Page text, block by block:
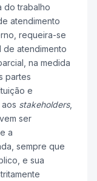
do trabalho
atendimento
requeira-se
de atendimento
na medida
partes
e
stakeholders,
ser
a
sempre que
e sua